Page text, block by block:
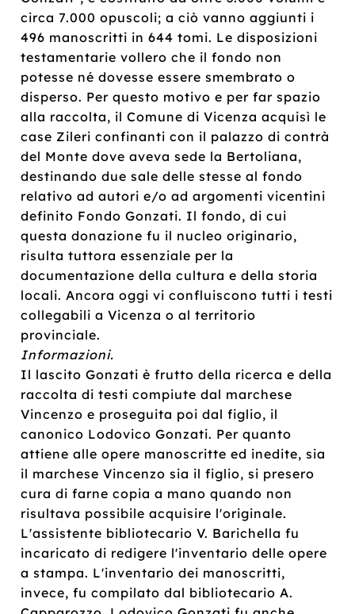
circa 7.000 opuscoli; a ciò vanno aggiunti i
496 manoscritti in 644 tomi. Le disposizioni
testamentarie vollero che il fondo non
potesse né dovesse essere smembrato o
disperso. Per questo motivo e per far spazio
alla raccolta, il Comune di Vicenza acquisì le
case Zileri confinanti con il palazzo di contrà
del Monte dove aveva sede la Bertoliana,
destinando due sale delle stesse al fondo
relativo ad autori e/o ad argomenti vicentini
definito Fondo Gonzati. Il fondo, di cui
questa donazione fu il nucleo originario,
risulta tuttora essenziale per la
documentazione della cultura e della storia
locali. Ancora oggi vi confluiscono tutti i testi
collegabili a Vicenza o al territorio
provinciale.
Informazioni.
Il lascito Gonzati è frutto della ricerca e della
raccolta di testi compiute dal marchese
Vincenzo e proseguita poi dal figlio, il
canonico Lodovico Gonzati. Per quanto
attiene alle opere manoscritte ed inedite, sia
il marchese Vincenzo sia il figlio, si presero
cura di farne copia a mano quando non
risultava possibile acquisire l'originale.
L'assistente bibliotecario V. Barichella fu
incaricato di redigere l'inventario delle opere
a stampa. L'inventario dei manoscritti,
invece, fu compilato dal bibliotecario A.